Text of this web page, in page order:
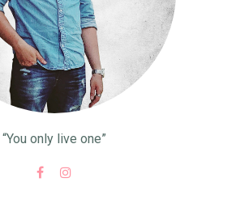
“You only live one”